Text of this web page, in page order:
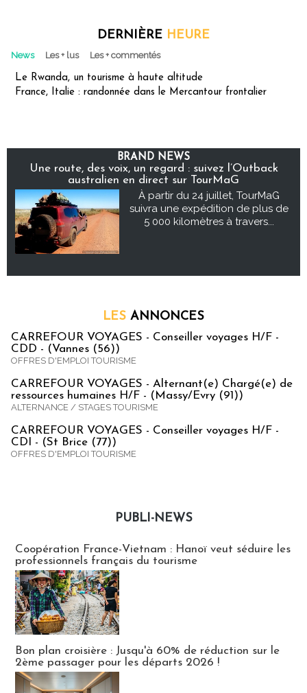
DERNIÈRE HEURE
News Les + lus Les + commentés
Le Rwanda, un tourisme à haute altitude
France, Italie : randonnée dans le Mercantour frontalier
BRAND NEWS
Une route, des voix, un regard : suivez l’Outback
australien en direct sur TourMaG
À partir du 24 juillet, TourMaG
suivra une expédition de plus de
5 000 kilomètres à travers...
LES ANNONCES
CARREFOUR VOYAGES - Conseiller voyages H/F -
CDD - (Vannes (56))
OFFRES D'EMPLOI TOURISME
CARREFOUR VOYAGES - Alternant(e) Chargé(e) de
ressources humaines H/F - (Massy/Evry (91))
ALTERNANCE / STAGES TOURISME
CARREFOUR VOYAGES - Conseiller voyages H/F -
CDI - (St Brice (77))
OFFRES D'EMPLOI TOURISME
PUBLI-NEWS
Coopération France-Vietnam : Hanoï veut séduire les
professionnels français du tourisme
Bon plan croisière : Jusqu'à 60% de réduction sur le
2ème passager pour les départs 2026 !